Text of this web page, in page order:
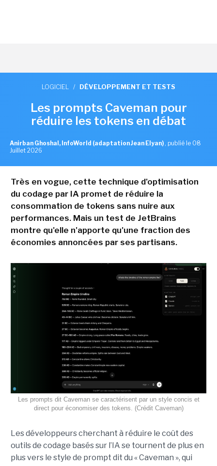
LOGICIEL / DÉVELOPPEMENT ET TESTS
Les prompts Caveman pour
réduire les tokens en débat
Anirban Ghoshal, InfoWorld (adaptation Jean Elyan) , publié le 08
Juillet 2026
Très en vogue, cette technique d'optimisation
du codage par IA promet de réduire la
consommation de tokens sans nuire aux
performances. Mais un test de JetBrains
montre qu'elle n'apporte qu'une fraction des
économies annoncées par ses partisans.
Les prompts dit Caveman se caractérisent par un style concis et
direct pour économiser des tokens. (Crédit Caveman)
Les développeurs cherchant à réduire le coût des
outils de codage basés sur l’IA se tournent de plus en
plus vers le style de prompt dit du « Caveman », qui